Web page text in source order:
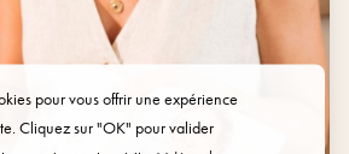
pour vous offrir une expérience
Cliquez sur "OK" pour valider